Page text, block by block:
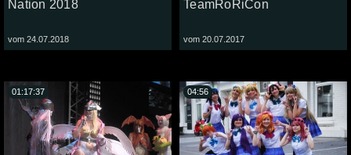
Nation 2018
vom 24.07.2018
TeamRoRiCon
vom 20.07.2017
01:17:37 04:56